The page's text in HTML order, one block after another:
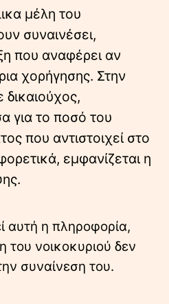
μέλη του
συναινέσει,
που αναφέρει αν
χορήγησης. Στην
δικαιούχος,
για το ποσό του
που αντιστοιχεί στο
εμφανίζεται η
αυτή η πληροφορία,
του νοικοκυριού δεν
συναίνεση του.